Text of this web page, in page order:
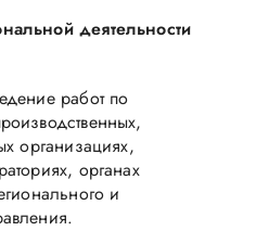
деятельности
работ по
организациях,
органах
и